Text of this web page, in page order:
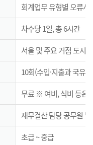
회계업무 유형별 오류사
차수당 1일, 총 6시간
서울 및 주요 거점 도시
10회(수입·지출과 국유·
무료 ※ 여비, 식비 등은
재무결산 담당 공무원
초급 ~ 중급